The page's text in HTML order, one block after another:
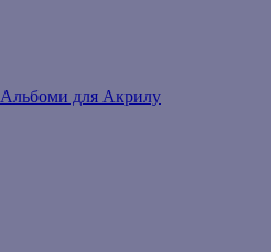
Альбоми для Акрилу